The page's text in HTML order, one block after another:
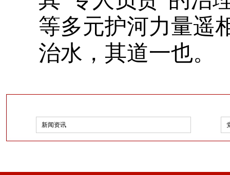
等多元护河力量遥
治水，其道一也。
新闻资讯